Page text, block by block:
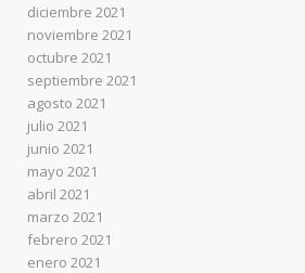
diciembre 2021
noviembre 2021
octubre 2021
septiembre 2021
agosto 2021
julio 2021
junio 2021
mayo 2021
abril 2021
marzo 2021
febrero 2021
enero 2021